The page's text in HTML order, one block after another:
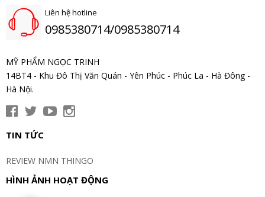
Liên hệ hotline
0985380714/0985380714
MỸ PHẨM NGỌC TRINH
14BT4 - Khu Đô Thị Văn Quán - Yên Phúc - Phúc La - Hà Đông -
Hà Nội.
TIN TỨC
REVIEW NMN THINGO
HÌNH ẢNH HOẠT ĐỘNG